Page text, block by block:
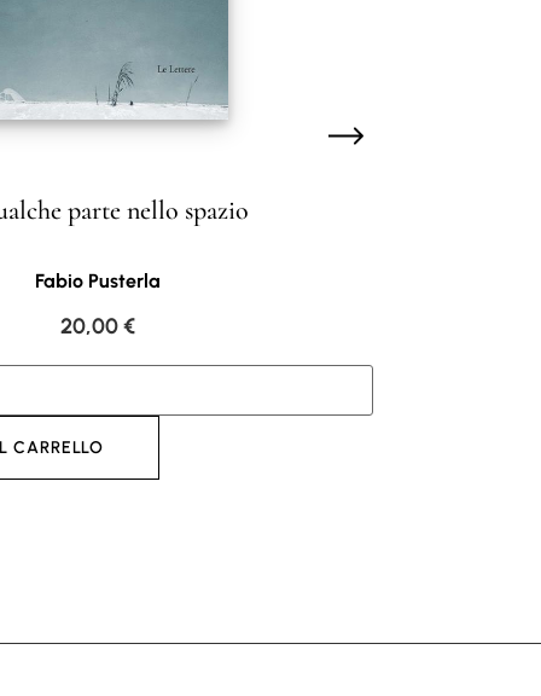
parte nello spazio
Fabio Pusterla
20,00€
CARRELLO